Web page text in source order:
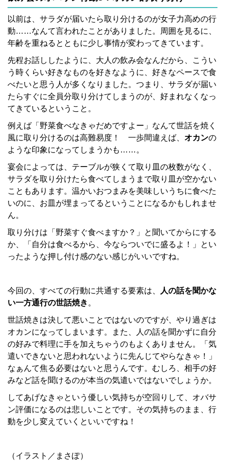
以前は、サラダが届いたら取り分けるのが女子力高めの行
動……なんて言われたことがありました。周囲を見るに、
年齢を重ねるとともに少し事情が変わってきています。
先程お話ししたように、大人の飲み会なんだから、こうい
う時くらい好きなものを好きなように、好きなペースで食
べたいと思う人が多くなりました。つまり、サラダが届い
たらすぐに全員分取り分けてしまうのが、好まれなくなっ
てきているということ。
例えば「野菜食べなきゃだめですよー」なんて世話を焼く
風に取り分けるのは高難易度！ 一歩間違えば、 オカンの
ような印象になってしまうかも……。
宴会によっては、テーブルが狭くて取り皿の枚数がなく、
サラダを取り分けたら食べてしまうまで取り皿が空かない
こともあります。温かいおつまみを美味しいうちに食べた
いのに、お皿が埋まってるということになるかもしれませ
ん。
取り分けは「野菜すぐ食べますか？」と聞いてからにする
か、「自分は食べるから、今ならついでに盛るよ！」とい
ったような押し付け感のない感じがいいですね。
今回の、すべての行動に共通する要素は、
人の話を聞かな
い一方通行の世話焼き 。
世話焼きは決して悪いことではないのですが、やり過ぎは
オカンになってしまいます。また、人の話を聞かずに自分
の好みで料理に手を加えちゃうのもよくありません。「気
遣いできないと思われないように先んじてやらなきゃ！」
なぁんて焦る必要はないと思うんです。むしろ、相手の好
みなど話を聞けるのが本当の気遣いではないでしょうか。
してあげなきゃという優しい気持ちが空回りして、オバサ
ン評価になるのは悲しいことです。その気持ちのまま、行
動を少し変えていくといいですね！
（イラスト／まさぽ）